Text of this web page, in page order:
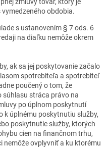
zmluvy tovar, ktorý je
obdobia.
s ustanovením § 7 ods. 6
na diaľku nemôže okrem
ak sa jej poskytovanie začalo
spotrebiteľa a spotrebiteľ
poučený o tom, že
súhlasu stráca právo na
po úplnom poskytnutí
k úplnému poskytnutiu služby,
poskytnutie služby, ktorých
cien na finančnom trhu,
nemôže ovplyvniť a ku ktorému